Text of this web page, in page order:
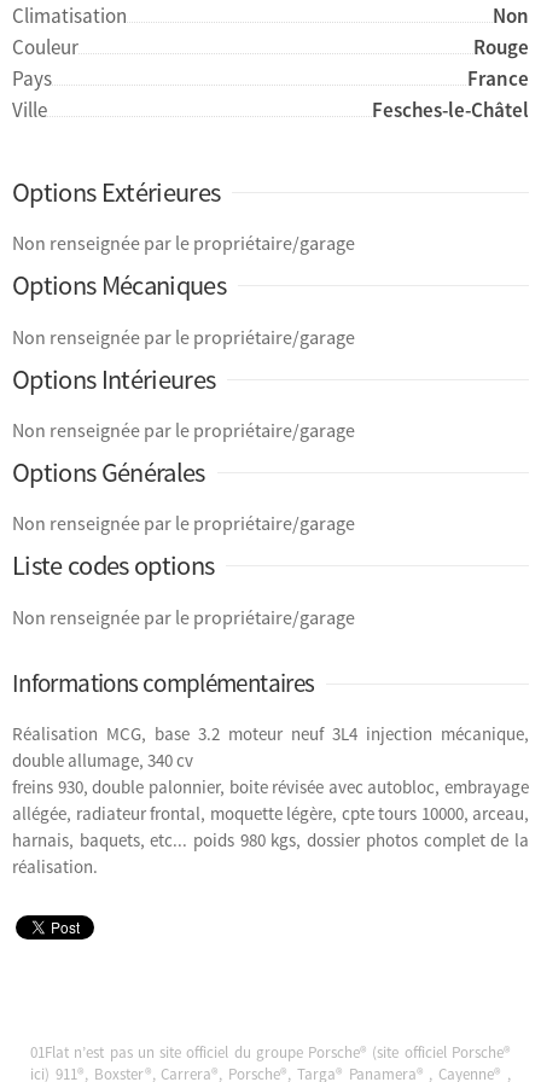
Climatisation
Non
Couleur
Rouge
Pays
France
Ville
Fesches-le-Châtel
Options Extérieures
Non renseignée par le propriétaire/garage
Options Mécaniques
Non renseignée par le propriétaire/garage
Options Intérieures
Non renseignée par le propriétaire/garage
Options Générales
Non renseignée par le propriétaire/garage
Liste codes options
Non renseignée par le propriétaire/garage
Informations complémentaires
Réalisation MCG, base 3.2 moteur neuf 3L4 injection mécanique,
double allumage, 340 cv
freins 930, double palonnier, boite révisée avec autobloc, embrayage
allégée, radiateur frontal, moquette légère, cpte tours 10000, arceau,
harnais, baquets, etc... poids 980 kgs, dossier photos complet de la
réalisation.
01Flat n’est pas un site officiel du groupe Porsche® (site officiel Porsche®
ici) 911®, Boxster®, Carrera®, Porsche®, Targa® Panamera® , Cayenne® ,